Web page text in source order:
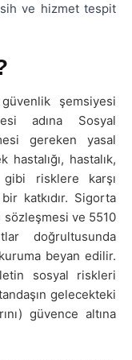
ve hizmet tespit
şemsiyesi
adına Sosyal
gereken yasal
hastalık,
gibi risklere karşı
katkıdır. Sigorta
sözleşmesi ve 5510
doğrultusunda
beyan edilir.
sosyal riskleri
gelecekteki
güvence altına